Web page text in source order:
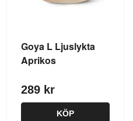
Goya L Ljuslykta
Aprikos
289 kr
KÖP